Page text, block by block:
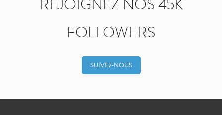
REJOIGNEZ NOS 45K
FOLLOWERS
SUIVEZ-NOUS